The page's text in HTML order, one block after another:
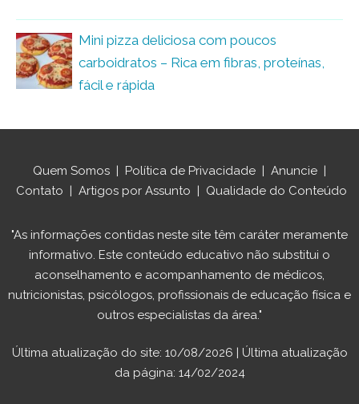
Mini pizza deliciosa com poucos
carboidratos – Rica em fibras, proteínas,
fácil e rápida
Quem Somos | Política de Privacidade | Anuncie |
Contato | Artigos por Assunto | Qualidade do Conteúdo
"As informações contidas neste site têm caráter meramente
informativo. Este conteúdo educativo não substitui o
aconselhamento e acompanhamento de médicos,
nutricionistas, psicólogos, profissionais de educação física e
outros especialistas da área."
Última atualização do site: 10/08/2026 | Última atualização
da página: 14/02/2024